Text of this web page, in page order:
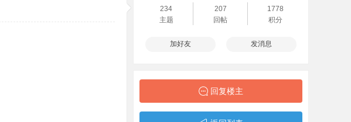
234
主题
207
回帖
1778
积分
加好友 发消息
回复楼主